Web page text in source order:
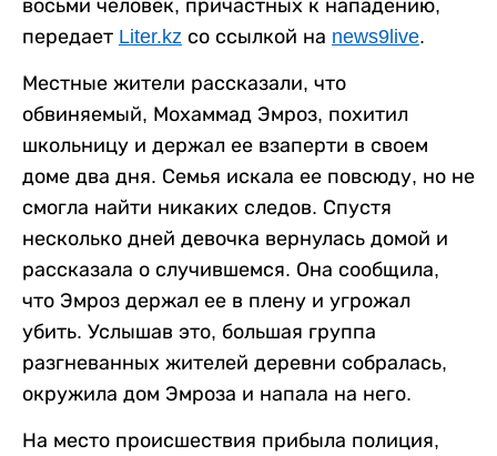
восьми человек, причастных к нападению,
передает Liter.kz со ссылкой на news9live.
Местные жители рассказали, что
обвиняемый, Мохаммад Эмроз, похитил
школьницу и держал ее взаперти в своем
доме два дня. Семья искала ее повсюду, но не
смогла найти никаких следов. Спустя
несколько дней девочка вернулась домой и
рассказала о случившемся. Она сообщила,
что Эмроз держал ее в плену и угрожал
убить. Услышав это, большая группа
разгневанных жителей деревни собралась,
окружила дом Эмроза и напала на него.
На место происшествия прибыла полиция,